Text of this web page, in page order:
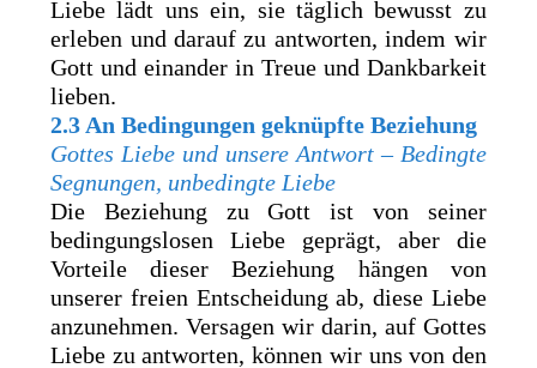
Liebe lädt uns ein, sie täglich bewusst zu
erleben und darauf zu antworten, indem wir
Gott und einander in Treue und Dankbarkeit
lieben.
2.3 An Bedingungen geknüpfte Beziehung
Gottes Liebe und unsere Antwort – Bedingte
Segnungen, unbedingte Liebe
Die Beziehung zu Gott ist von seiner
bedingungslosen Liebe geprägt, aber die
Vorteile dieser Beziehung hängen von
unserer freien Entscheidung ab, diese Liebe
anzunehmen. Versagen wir darin, auf Gottes
Liebe zu antworten, können wir uns von den